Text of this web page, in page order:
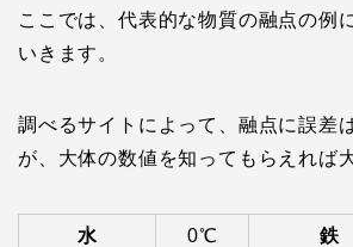
ここでは、代表的な物質の融点の例
いきます。
調べるサイトによって、融点に誤差
が、大体の数値を知ってもらえれば
水 0℃ 鉄